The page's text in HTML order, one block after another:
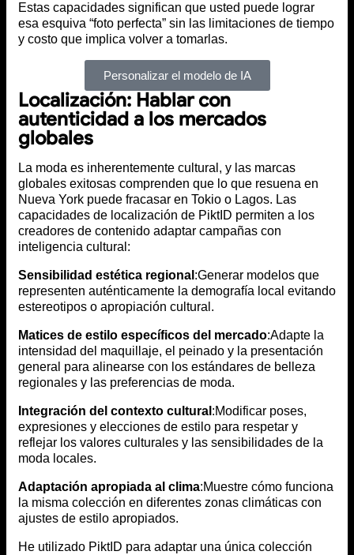
Estas capacidades significan que usted puede lograr
esa esquiva “foto perfecta” sin las limitaciones de tiempo
y costo que implica volver a tomarlas.
Personalizar el modelo de IA
Localización: Hablar con
autenticidad a los mercados
globales
La moda es inherentemente cultural, y las marcas
globales exitosas comprenden que lo que resuena en
Nueva York puede fracasar en Tokio o Lagos. Las
capacidades de localización de PiktID permiten a los
creadores de contenido adaptar campañas con
inteligencia cultural:
Sensibilidad estética regional :Generar modelos que
representen auténticamente la demografía local evitando
estereotipos o apropiación cultural.
Matices de estilo específicos del mercado:Adapte la
intensidad del maquillaje, el peinado y la presentación
general para alinearse con los estándares de belleza
regionales y las preferencias de moda.
Integración del contexto cultural :Modificar poses,
expresiones y elecciones de estilo para respetar y
reflejar los valores culturales y las sensibilidades de la
moda locales.
Adaptación apropiada al clima:Muestre cómo funciona
la misma colección en diferentes zonas climáticas con
ajustes de estilo apropiados.
He utilizado PiktID para adaptar una única colección